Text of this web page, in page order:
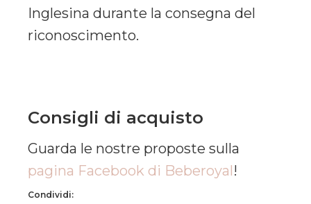
Inglesina durante la consegna del
riconoscimento.
Consigli di acquisto
Guarda le nostre proposte sulla
pagina Facebook di Beberoyal!
Condividi: